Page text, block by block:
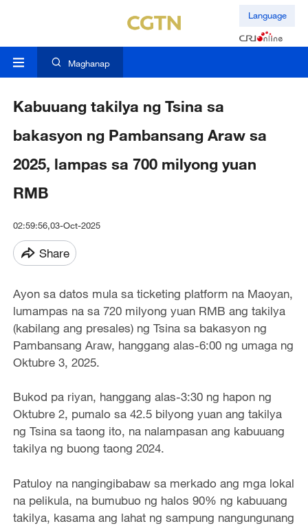
Language
Maghanap
Kabuuang takilya ng Tsina sa
bakasyon ng Pambansang Araw sa
2025, lampas sa 700 milyong yuan
RMB
02:59:56,03-Oct-2025
Share
Ayon sa datos mula sa ticketing platform na Maoyan,
lumampas na sa 720 milyong yuan RMB ang takilya
(kabilang ang presales) ng Tsina sa bakasyon ng
Pambansang Araw, hanggang alas-6:00 ng umaga ng
Oktubre 3, 2025.
Bukod pa riyan, hanggang alas-3:30 ng hapon ng
Oktubre 2, pumalo sa 42.5 bilyong yuan ang takilya
ng Tsina sa taong ito, na nalampasan ang kabuuang
takilya ng buong taong 2024.
Patuloy na nangingibabaw sa merkado ang mga lokal
na pelikula, na bumubuo ng halos 90% ng kabuuang
takilya, kasama ang lahat ng sampung nangungunang